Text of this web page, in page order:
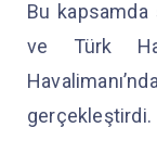
Bu kapsamda
ve Türk
gerçekleştirdi.